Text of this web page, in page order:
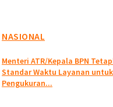
NASIONAL
Menteri ATR/Kepala BPN
Standar Waktu Layanan untuk
Pengukuran...